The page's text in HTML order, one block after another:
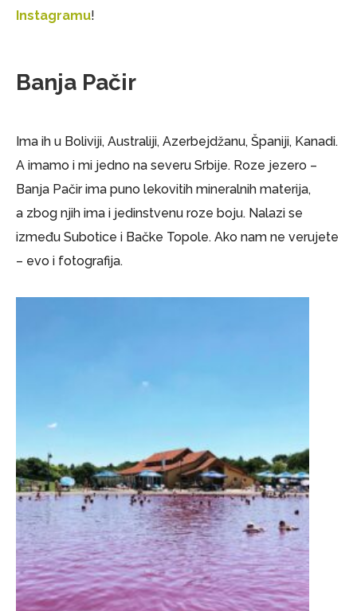
Instagramu!
Banja Pačir
Ima ih u Boliviji, Australiji, Azerbejdžanu, Španiji, Kanadi.
A imamo i mi jedno na severu Srbije. Roze jezero –
Banja Pačir ima puno lekovitih mineralnih materija,
a zbog njih ima i jedinstvenu roze boju. Nalazi se
između Subotice i Bačke Topole. Ako nam ne verujete
– evo i fotografija.